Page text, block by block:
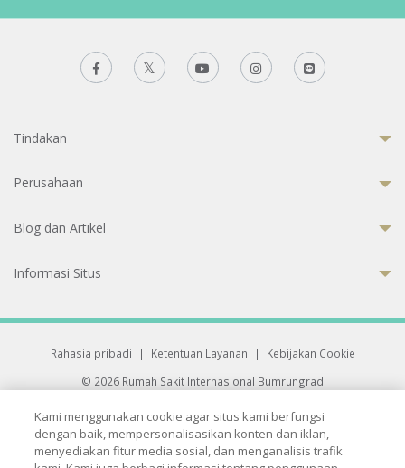
Tindakan
Perusahaan
Blog dan Artikel
Informasi Situs
Rahasia pribadi | Ketentuan Layanan |
Kebijakan Cookie
© 2026 Rumah Sakit Internasional Bumrungrad
33 Sukhumvit 3, Wattana, Bangkok 10110 Thailand.
All rights reserved.
Kami menggunakan cookie agar situs kami berfungsi
dengan baik, mempersonalisasikan konten dan iklan,
menyediakan fitur media sosial, dan menganalisis trafik